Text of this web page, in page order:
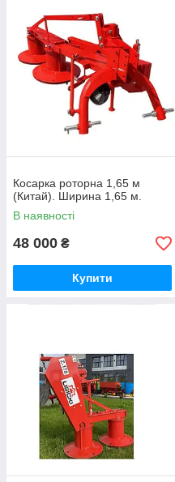
Косарка роторна 1,65 м
(Китай). Ширина 1,65 м.
В наявності
48 000 ₴
Купити